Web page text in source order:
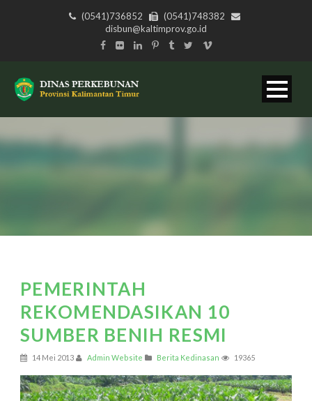
(0541)736852
(0541)748382
disbun@kaltimprov.go.id
PEMERINTAH
REKOMENDASIKAN 10
SUMBER BENIH RESMI
14 Mei 2013 Admin Website Berita Kedinasan 19365